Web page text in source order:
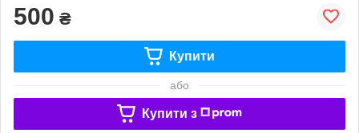
500 ₴
Купити
або
Купити з